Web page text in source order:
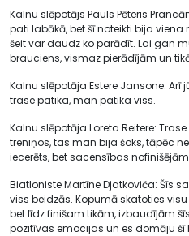
Kalnu slēpotājs Pauls Pēteris
pati labākā, bet šī noteikti bija
šeit var daudz ko parādīt. Lai gan
brauciens, vismaz pierādījām un
Kalnu slēpotāja Estere Jansone: Arī
trase patika, man patika viss.
Kalnu slēpotāja Loreta Reitere:
treniņos, tas man bija šoks, tāpēc
iecerēts, bet sacensības
Biatloniste Martīne Djatkoviča: Šīs
viss beidzās. Kopumā skatoties
bet līdz finišam tikām, izbaudījām
pozitīvas emocijas un es domāju šī